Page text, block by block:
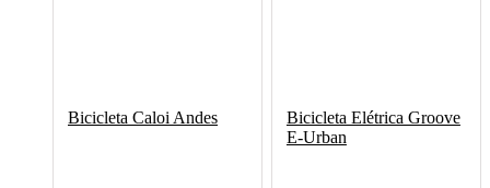
Bicicleta Caloi Andes
Bicicleta Elétrica Groove
E-Urban